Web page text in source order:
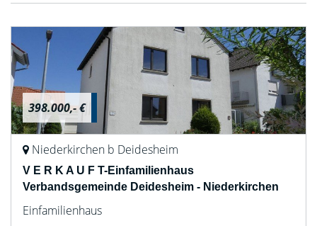
398.000,- €
Niederkirchen b Deidesheim
V E R K A U F T-Einfamilienhaus
Verbandsgemeinde Deidesheim - Niederkirchen
Einfamilienhaus